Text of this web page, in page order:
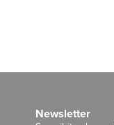
Newsletter